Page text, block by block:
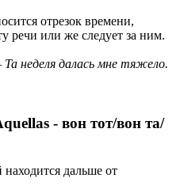
отрезок времени,
речи или же следует за ним.
неделя далась мне тяжело.
- вон тот/вон та/
дальше от